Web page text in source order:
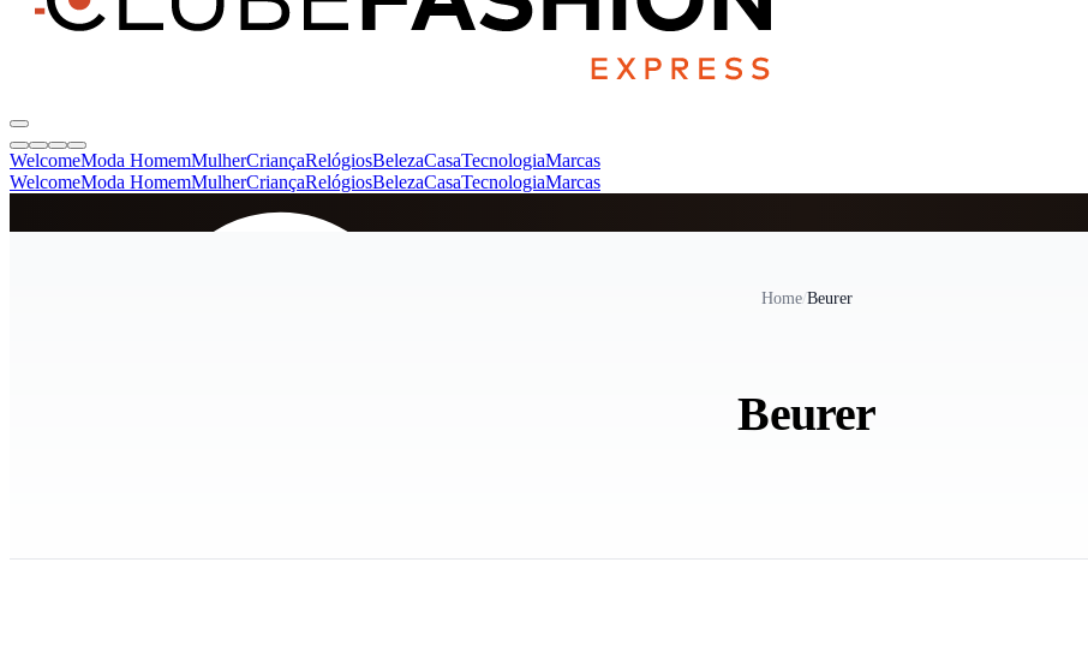
WelcomeModa HomemMulherCriançaRelógiosBelezaCasaTecnologiaMarcas
WelcomeModa HomemMulherCriançaRelógiosBelezaCasaTecnologiaMarcas
Home/Beurer
Beurer